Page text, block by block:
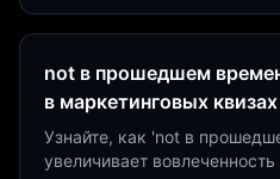
not в прошедшем
в маркетинговых квизах
Узнайте, как 'not в
увеличивает